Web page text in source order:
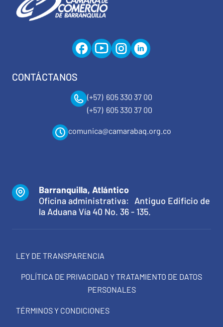
CONTÁCTANOS
(+57) 605 330 37 00
(+57) 605 330 37 00
comunica@camarabaq.org.co
Barranquilla, Atlántico
Oficina administrativa: Antiguo Edificio de
la Aduana Vía 40 No. 36 - 135.
LEY DE TRANSPARENCIA
POLÍTICA DE PRIVACIDAD Y TRATAMIENTO DE DATOS
PERSONALES
TÉRMINOS Y CONDICIONES